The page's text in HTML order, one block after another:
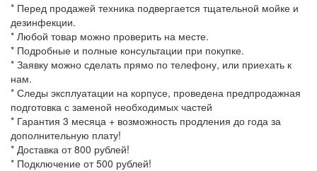
* Перед продажей техника подвергается тщательной мойке и
дезинфекции.
* Любой товар можно проверить на месте.
* Подробные и полные консультации при покупке.
* Заявку можно сделать прямо по телефону, или приехать к
нам.
* Следы эксплуатации на корпусе, проведена предпродажная
подготовка с заменой необходимых частей
* Гарантия 3 месяца + возможность продления до года за
дополнительную плату!
* Доставка от 800 рублей!
* Подключение от 500 рублей!